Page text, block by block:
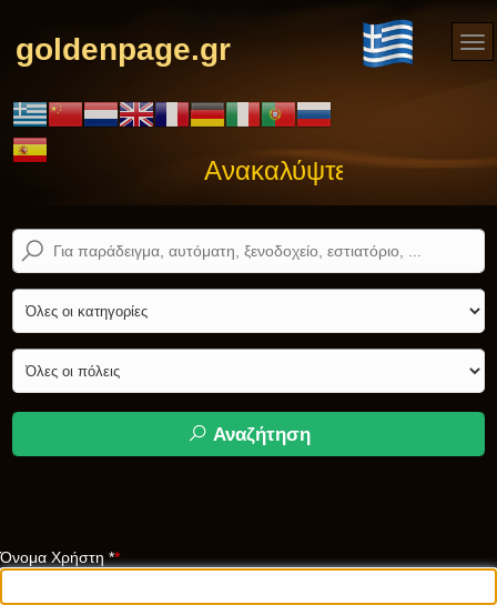
goldenpage.gr
Ανακαλύψτε αυτό που
Αναζήτηση
Όνομα Χρήστη *